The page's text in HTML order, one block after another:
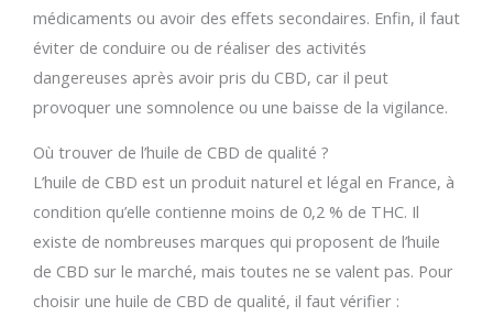
médicaments ou avoir des effets secondaires. Enfin, il faut
éviter de conduire ou de réaliser des activités
dangereuses après avoir pris du CBD, car il peut
provoquer une somnolence ou une baisse de la vigilance.
Où trouver de l’huile de CBD de qualité ?
L’huile de CBD est un produit naturel et légal en France, à
condition qu’elle contienne moins de 0,2 % de THC. Il
existe de nombreuses marques qui proposent de l’huile
de CBD sur le marché, mais toutes ne se valent pas. Pour
choisir une huile de CBD de qualité, il faut vérifier :